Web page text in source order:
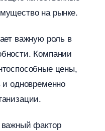
на рынке.​
важную роль
Компании
цены,
и одновременно
фактор